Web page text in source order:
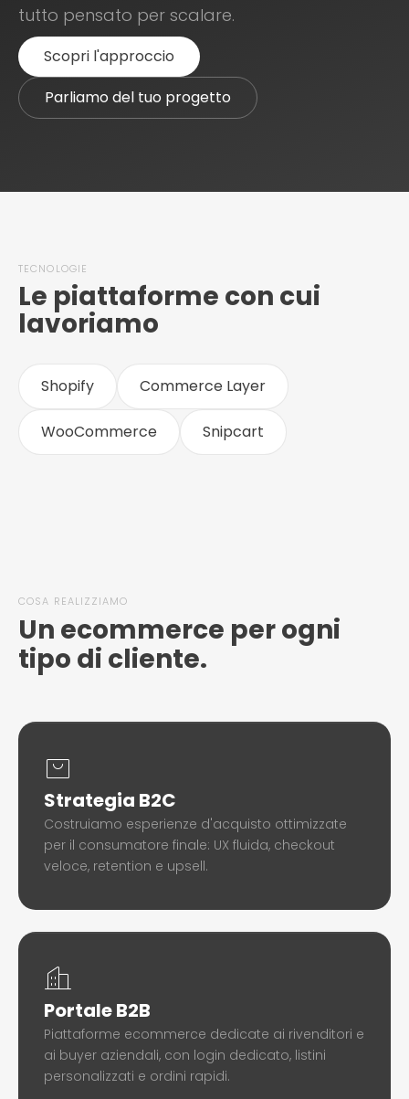
tutto pensato per scalare.
Scopri l'approccio
Parliamo del tuo progetto
TECNOLOGIE
Le piattaforme con cui
lavoriamo
Shopify Commerce Layer
WooCommerce Snipcart
COSA REALIZZIAMO
Un ecommerce per ogni
tipo di cliente.
Strategia B2C
Costruiamo esperienze d'acquisto ottimizzate
per il consumatore finale: UX fluida, checkout
veloce, retention e upsell.
Portale B2B
Piattaforme ecommerce dedicate ai rivenditori e
ai buyer aziendali, con login dedicato, listini
personalizzati e ordini rapidi.